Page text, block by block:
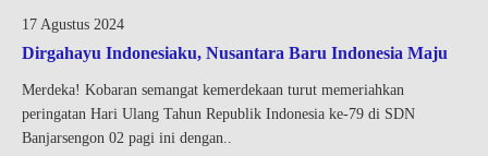
17 Agustus 2024
Dirgahayu Indonesiaku, Nusantara Baru Indonesia Maju
Merdeka! Kobaran semangat kemerdekaan turut memeriahkan
peringatan Hari Ulang Tahun Republik Indonesia ke-79 di SDN
Banjarsengon 02 pagi ini dengan..